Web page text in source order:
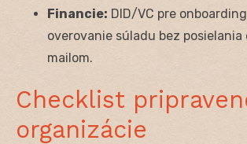
Financie: DID/VC pre
overovanie súladu bez
mailom.
Checklist
organizácie